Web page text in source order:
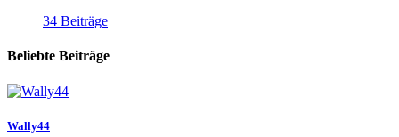
34 Beiträge
Beliebte Beiträge
Wally44